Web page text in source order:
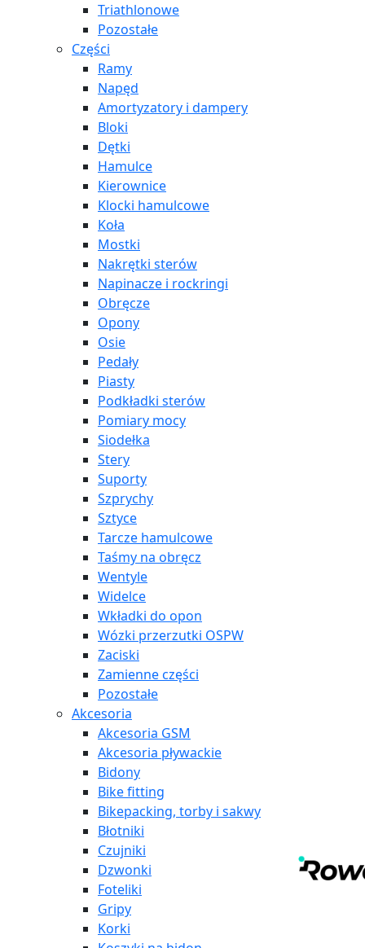
Triathlonowe
Pozostałe
Części
Ramy
Napęd
Amortyzatory i dampery
Bloki
Dętki
Hamulce
Kierownice
Klocki hamulcowe
Koła
Mostki
Nakrętki sterów
Napinacze i rockringi
Obręcze
Opony
Osie
Pedały
Piasty
Podkładki sterów
Pomiary mocy
Siodełka
Stery
Suporty
Szprychy
Sztyce
Tarcze hamulcowe
Taśmy na obręcz
Wentyle
Widelce
Wkładki do opon
Wózki przerzutki OSPW
Zaciski
Zamienne części
Pozostałe
Akcesoria
Akcesoria GSM
Akcesoria pływackie
Bidony
Bike fitting
Bikepacking, torby i sakwy
Błotniki
Czujniki
Dzwonki
Foteliki
Gripy
Korki